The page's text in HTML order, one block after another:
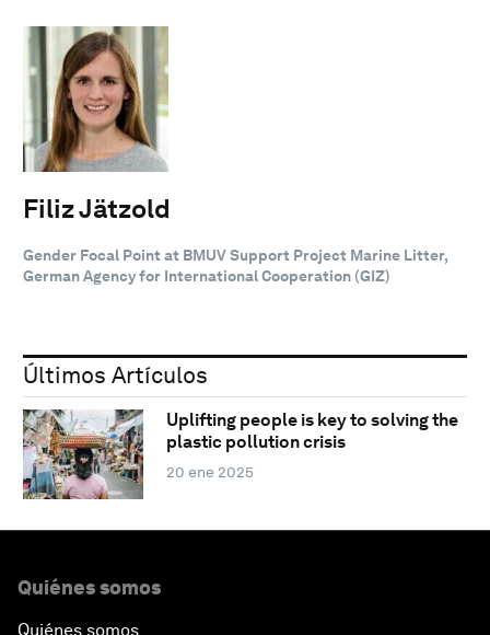
Filiz Jätzold
Gender Focal Point at BMUV Support Project Marine Litter,
German Agency for International Cooperation (GIZ)
Últimos Artículos
Uplifting people is key to solving the
plastic pollution crisis
20 ene 2025
Quiénes somos
Quiénes somos